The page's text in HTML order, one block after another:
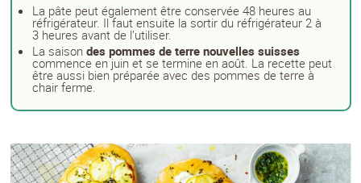
La pâte peut également être conservée 48 heures au
réfrigérateur. Il faut ensuite la sortir du réfrigérateur 2 à
3 heures avant de l’utiliser.
La saison des pommes de terre nouvelles suisses
commence en juin et se termine en août. La recette peut
être aussi bien préparée avec des pommes de terre à
chair ferme.